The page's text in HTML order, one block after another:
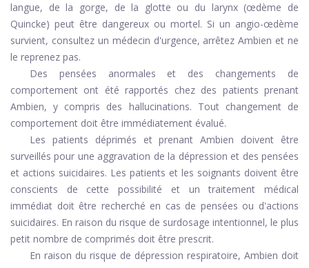
langue, de la gorge, de la glotte ou du larynx (œdème de
Quincke) peut être dangereux ou mortel. Si un angio-œdème
survient, consultez un médecin d'urgence, arrêtez Ambien et ne
le reprenez pas.
Des pensées anormales et des changements de
comportement ont été rapportés chez des patients prenant
Ambien, y compris des hallucinations. Tout changement de
comportement doit être immédiatement évalué.
Les patients déprimés et prenant Ambien doivent être
surveillés pour une aggravation de la dépression et des pensées
et actions suicidaires. Les patients et les soignants doivent être
conscients de cette possibilité et un traitement médical
immédiat doit être recherché en cas de pensées ou d'actions
suicidaires. En raison du risque de surdosage intentionnel, le plus
petit nombre de comprimés doit être prescrit.
En raison du risque de dépression respiratoire, Ambien doit